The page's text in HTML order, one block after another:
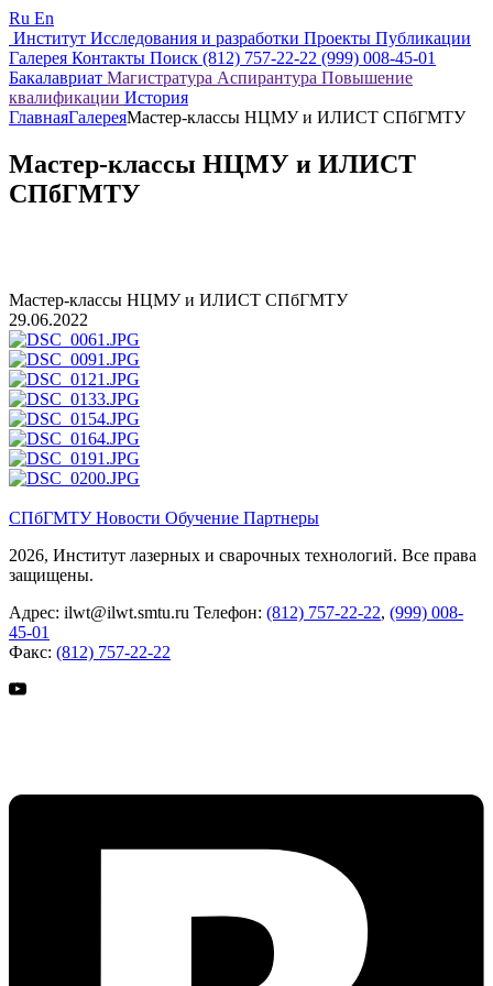
Ru En
Институт Исследования и разработки Проекты Публикации
Галерея Контакты Поиск (812) 757-22-22 (999) 008-45-01
Бакалавриат Магистратура Аспирантура Повышение
квалификации История
ГлавнаяГалереяМастер-классы НЦМУ и ИЛИСТ СПбГМТУ
Мастер-классы НЦМУ и ИЛИСТ
СПбГМТУ
Мастер-классы НЦМУ и ИЛИСТ СПбГМТУ
29.06.2022
СПбГМТУНовости Обучение Партнеры
2026, Институт лазерных и сварочных технологий. Все права
защищены.
Адрес: ilwt@ilwt.smtu.ru Телефон: (812) 757-22-22, (999) 008-
45-01
Факс: (812) 757-22-22